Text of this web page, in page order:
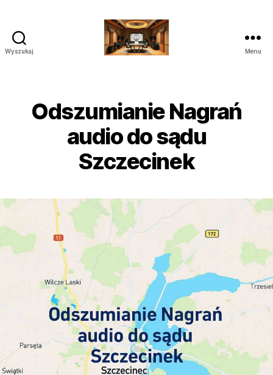
Wyszukaj
Sądu
Audio
Wideo
Menu
Odszumianie Nagrań
audio do sądu
Szczecinek